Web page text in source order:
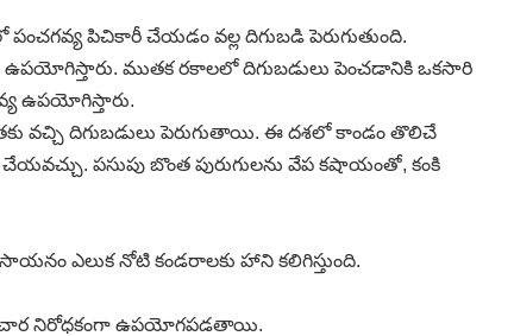
పిచికారీ చేయడం వల్ల దిగుబడి పెరుగుతుంది.
ఉపయోగిస్తారు. ముతక రకాలలో దిగుబడులు పెంచడానికి ఒకసారి
ఉపయోగిస్తారు.
వచ్చి దిగుబడులు పెరుగుతాయి. ఈ దశలో కాండం తొలిచే
చేయవచ్చు. పసుపు బొంత పురుగులను వేప కషాయంతో, కంకి
ఎలుక నోటి కండరాలకు హాని కలిగిస్తుంది.
సంచార నిరోధకంగా ఉపయోగపడతాయి.